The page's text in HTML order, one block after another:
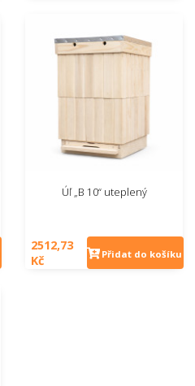
Úľ „B 10“ uteplený
2512,73
Kč
Přidat do košíku